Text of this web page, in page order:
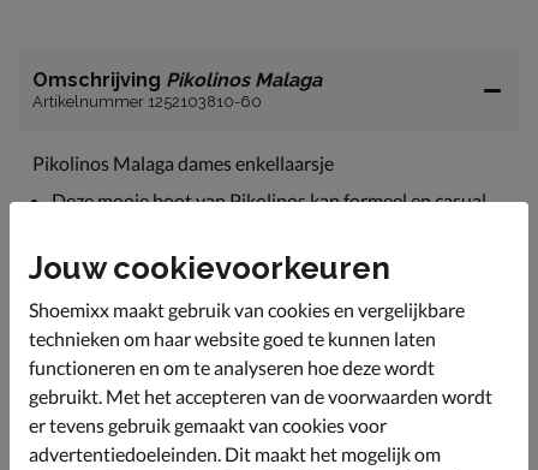
Omschrijving Pikolinos Malaga
Artikelnummer 1252103810-60
Pikolinos Malaga dames enkellaarsje
Deze mooie boot van Pikolinos kan formeel en casual
Uitgevoerd in duurzaam geproduceerd leer wat
gecertificeerd is door de Leather Working Group.
Bovendien neemt het soepele leer de vorm van de voet
aan en biedt zo de ideale pasvorm.
Gevoerd met comfortabel leer wat een aangenaam
draaggevoel garandeert.
Voorzien van een leren voetbed wat met de vocht- en
warmteregulatie zorgt voor een gezond voetklimaat.
Jouw cookievoorkeuren
Shoemixx maakt gebruik van cookies en vergelijkbare
technieken om haar website goed te kunnen laten
functioneren en om te analyseren hoe deze wordt
gebruikt. Met het accepteren van de voorwaarden wordt
er tevens gebruik gemaakt van cookies voor
advertentiedoeleinden. Dit maakt het mogelijk om